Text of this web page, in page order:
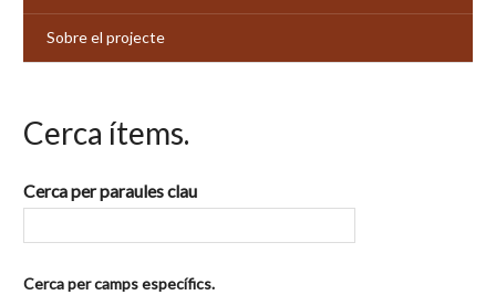
Sobre el projecte
Cerca ítems.
Cerca per paraules clau
Cerca per camps específics.